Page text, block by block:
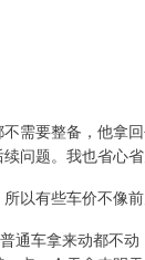
需要整备，他拿
问题。我也省心省
以有些车价不像前
通车拿来动都不